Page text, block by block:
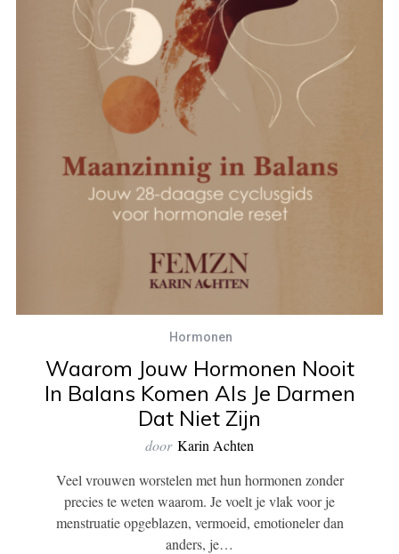
Hormonen
Waarom Jouw Hormonen Nooit
In Balans Komen Als Je Darmen
Dat Niet Zijn
door Karin Achten
Veel vrouwen worstelen met hun hormonen zonder
precies te weten waarom. Je voelt je vlak voor je
menstruatie opgeblazen, vermoeid, emotioneler dan
anders, je…